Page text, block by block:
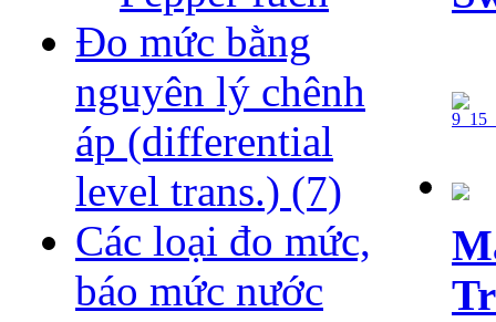
Đo mức bằng
nguyên lý chênh
áp (differential
level trans.) (7)
Các loại đo mức,
báo mức nước